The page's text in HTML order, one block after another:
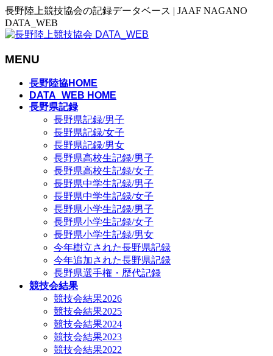
長野陸上競技協会の記録データベース | JAAF NAGANO
DATA_WEB
MENU
長野陸協HOME
DATA_WEB HOME
長野県記録
長野県記録/男子
長野県記録/女子
長野県記録/男女
長野県高校生記録/男子
長野県高校生記録/女子
長野県中学生記録/男子
長野県中学生記録/女子
長野県小学生記録/男子
長野県小学生記録/女子
長野県小学生記録/男女
今年樹立された長野県記録
今年追加された長野県記録
長野県選手権・歴代記録
競技会結果
競技会結果2026
競技会結果2025
競技会結果2024
競技会結果2023
競技会結果2022